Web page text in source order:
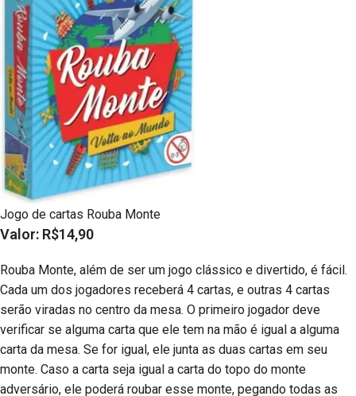
Jogo de cartas Rouba Monte
Valor: R$14,90
Rouba Monte, além de ser um jogo clássico e divertido, é fácil.
Cada um dos jogadores receberá 4 cartas, e outras 4 cartas
serão viradas no centro da mesa. O primeiro jogador deve
verificar se alguma carta que ele tem na mão é igual a alguma
carta da mesa. Se for igual, ele junta as duas cartas em seu
monte. Caso a carta seja igual a carta do topo do monte
adversário, ele poderá roubar esse monte, pegando todas as